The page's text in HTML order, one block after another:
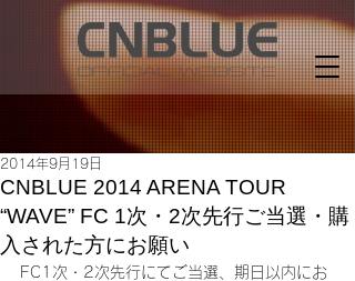
CNBLUE 2014 ARENA TOUR
“WAVE” FC 1次・2次先行ご当選・購
入された方にお願い
2014年9月19日
FC1次・2次先行にてご当選、期日以内にお